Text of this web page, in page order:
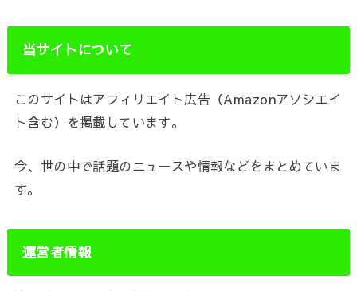
当サイトについて
このサイトはアフィリエイト広告（Amazonアソシエイ
ト含む）を掲載しています。
今、世の中で話題のニュースや情報などをまとめていま
す。
運営者情報